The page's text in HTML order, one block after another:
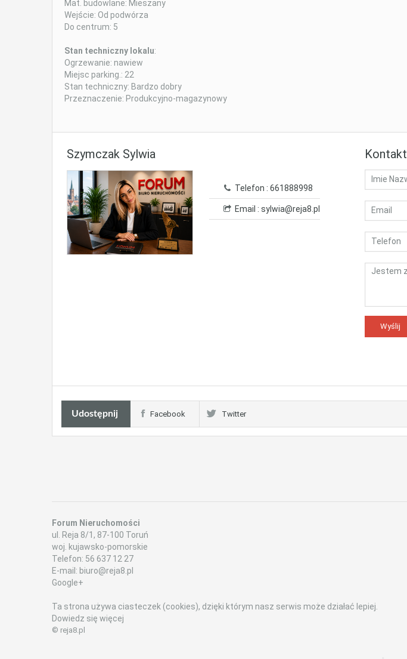
Mat. budowlane: Mieszany
Wejście: Od podwórza
Do centrum: 5
Stan techniczny lokalu:
Ogrzewanie: nawiew
Miejsc parking.: 22
Stan techniczny: Bardzo dobry
Przeznaczenie: Produkcyjno-magazynowy
Szymczak Sylwia
Telefon : 661888998
Email : sylwia@reja8.pl
Kontakt
Udostępnij Facebook Twitter
Forum Nieruchomości
ul. Reja 8/1, 87-100 Toruń
woj. kujawsko-pomorskie
Telefon: 56 637 12 27
E-mail: biuro@reja8.pl
Google+
Ta strona używa ciasteczek (cookies), dzięki którym nasz serwis może działać lepiej.
Dowiedz się więcej
© reja8.pl